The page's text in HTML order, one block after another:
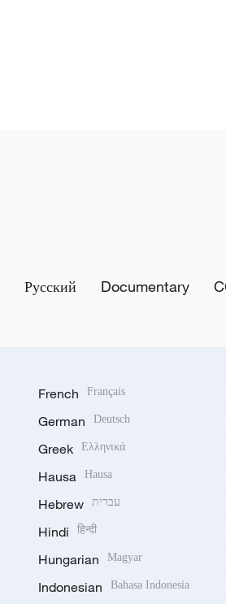
Русский Documentary
French Français
German Deutsch
Greek Ελληνικά
Hausa Hausa
Hebrew עברית
Hindi हिन्दी
Hungarian Magyar
Indonesian Bahasa Indonesia